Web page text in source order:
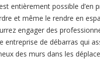
entièrement possible d’en
et même le rendre en
engager des
entreprise de débarras qui
des murs dans les